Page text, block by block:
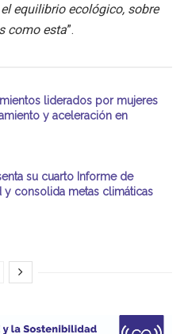
equilibrio ecológico, sobre
como esta”.
liderados por mujeres
y aceleración en
su cuarto Informe de
y consolida metas climáticas